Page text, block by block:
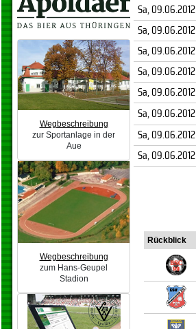
Wegbeschreibung
zur Sportanlage in der
Aue
Wegbeschreibung
zum Hans-Geupel
Stadion
Sa, 09.06.2012
Sa, 09.06.2012
Sa, 09.06.2012
Sa, 09.06.2012
Sa, 09.06.2012
Sa, 09.06.2012
Sa, 09.06.2012
Sa, 09.06.2012
Rückblick